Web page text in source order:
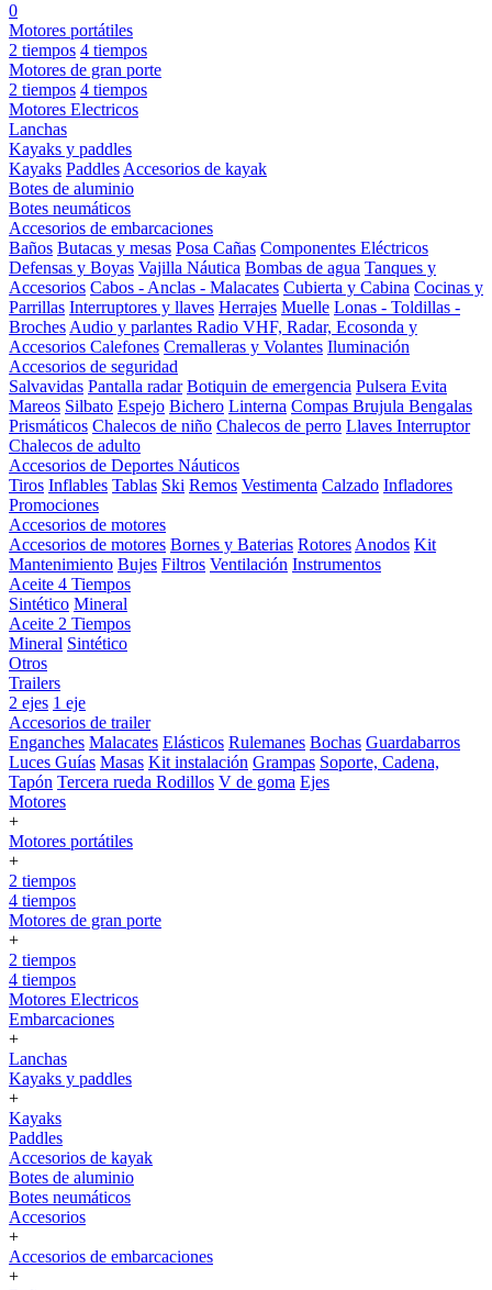
0
Motores portátiles
2 tiempos 4 tiempos
Motores de gran porte
2 tiempos 4 tiempos
Motores Electricos
Lanchas
Kayaks y paddles
Kayaks Paddles Accesorios de kayak
Botes de aluminio
Botes neumáticos
Accesorios de embarcaciones
Baños Butacas y mesas Posa Cañas Componentes Eléctricos
Defensas y Boyas Vajilla Náutica Bombas de agua Tanques y
Accesorios Cabos - Anclas - Malacates Cubierta y Cabina Cocinas y
Parrillas Interruptores y llaves Herrajes Muelle Lonas - Toldillas -
Broches Audio y parlantes Radio VHF, Radar, Ecosonda y
Accesorios Calefones Cremalleras y Volantes Iluminación
Accesorios de seguridad
Salvavidas Pantalla radar Botiquin de emergencia Pulsera Evita
Mareos Silbato Espejo Bichero Linterna Compas Brujula Bengalas
Prismáticos Chalecos de niño Chalecos de perro Llaves Interruptor
Chalecos de adulto
Accesorios de Deportes Náuticos
Tiros Inflables Tablas Ski Remos Vestimenta Calzado Infladores
Promociones
Accesorios de motores
Accesorios de motores Bornes y Baterias Rotores Anodos Kit
Mantenimiento Bujes Filtros Ventilación Instrumentos
Aceite 4 Tiempos
Sintético Mineral
Aceite 2 Tiempos
Mineral Sintético
Otros
Trailers
2 ejes 1 eje
Accesorios de trailer
Enganches Malacates Elásticos Rulemanes Bochas Guardabarros
Luces Guías Masas Kit instalación Grampas Soporte, Cadena,
Tapón Tercera rueda Rodillos V de goma Ejes
Motores
+
Motores portátiles
+
2 tiempos
4 tiempos
Motores de gran porte
+
2 tiempos
4 tiempos
Motores Electricos
Embarcaciones
+
Lanchas
Kayaks y paddles
+
Kayaks
Paddles
Accesorios de kayak
Botes de aluminio
Botes neumáticos
Accesorios
+
Accesorios de embarcaciones
+